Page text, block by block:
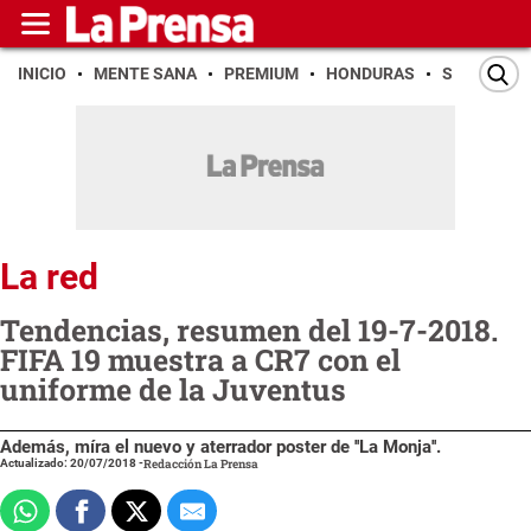
INICIO MENTE SANA PREMIUM HONDURAS SAN PEDRO
La red
Tendencias, resumen del 19-7-2018.
FIFA 19 muestra a CR7 con el
uniforme de la Juventus
Además, míra el nuevo y aterrador poster de ''La Monja''.
Actualizado: 20/07/2018-Redacción La Prensa